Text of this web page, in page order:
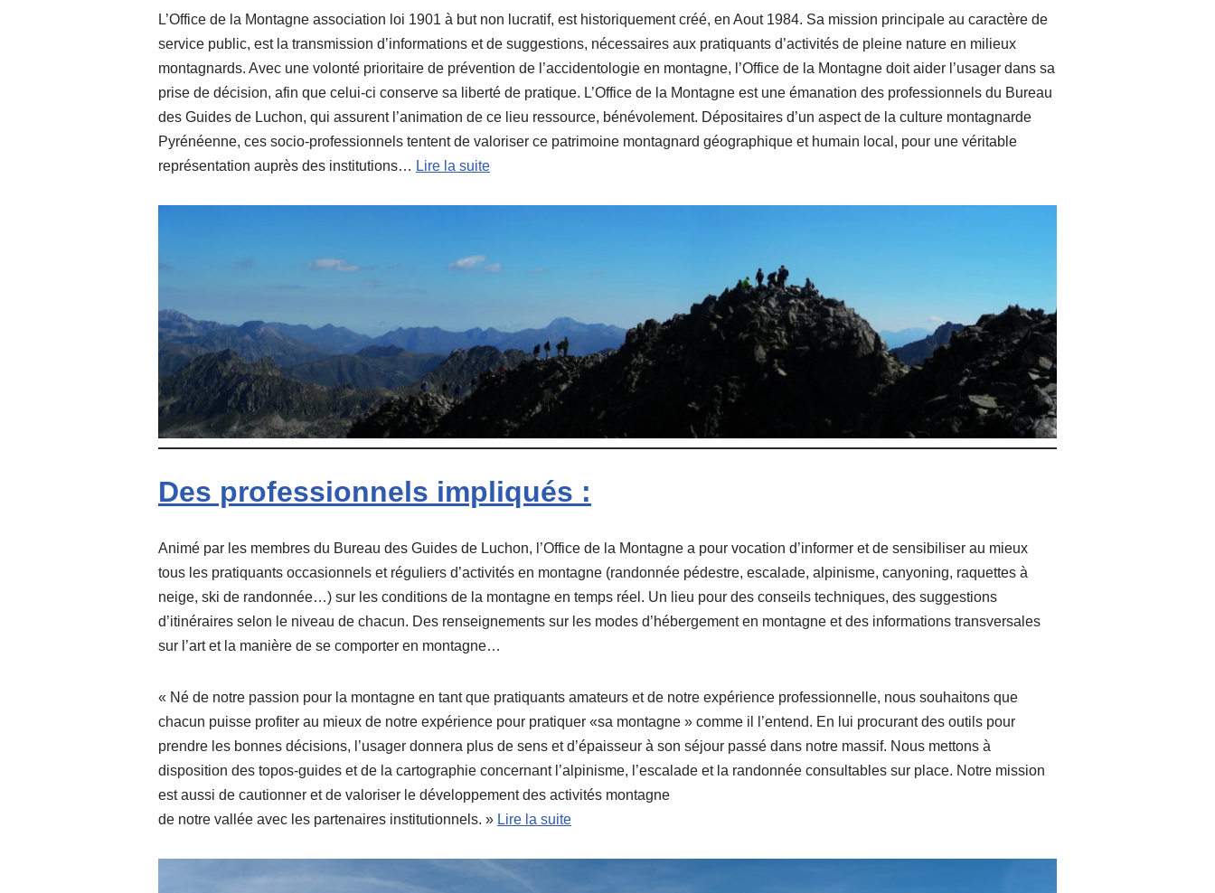
L’Office de la Montagne association loi 1901 à but non lucratif, est historiquement créé, en Aout 1984. Sa mission principale au caractère de
service public, est la transmission d’informations et de suggestions, nécessaires aux pratiquants d’activités de pleine nature en milieux
montagnards. Avec une volonté prioritaire de prévention de l’accidentologie en montagne, l’Office de la Montagne doit aider l’usager dans sa
prise de décision, afin que celui-ci conserve sa liberté de pratique. L’Office de la Montagne est une émanation des professionnels du Bureau
des Guides de Luchon, qui assurent l’animation de ce lieu ressource, bénévolement. Dépositaires d’un aspect de la culture montagnarde
Pyrénéenne, ces socio-professionnels tentent de valoriser ce patrimoine montagnard géographique et humain local, pour une véritable
représentation auprès des institutions… Lire la suite
Des professionnels impliqués :
Animé par les membres du Bureau des Guides de Luchon, l’Office de la Montagne a pour vocation d’informer et de sensibiliser au mieux
tous les pratiquants occasionnels et réguliers d’activités en montagne (randonnée pédestre, escalade, alpinisme, canyoning, raquettes à
neige, ski de randonnée…) sur les conditions de la montagne en temps réel. Un lieu pour des conseils techniques, des suggestions
d’itinéraires selon le niveau de chacun. Des renseignements sur les modes d’hébergement en montagne et des informations transversales
sur l’art et la manière de se comporter en montagne…
« Né de notre passion pour la montagne en tant que pratiquants amateurs et de notre expérience professionnelle, nous souhaitons que
chacun puisse profiter au mieux de notre expérience pour pratiquer «sa montagne » comme il l’entend. En lui procurant des outils pour
prendre les bonnes décisions, l’usager donnera plus de sens et d’épaisseur à son séjour passé dans notre massif. Nous mettons à
disposition des topos-guides et de la cartographie concernant l’alpinisme, l’escalade et la randonnée consultables sur place. Notre mission
est aussi de cautionner et de valoriser le développement des activités montagne
de notre vallée avec les partenaires institutionnels. » Lire la suite